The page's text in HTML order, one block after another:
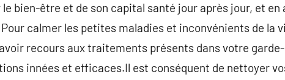
bien-être et de son capital santé jour après jour, et
calmer les petites maladies et inconvénients de la
recours aux traitements présents dans votre
innées et efficaces.Il est conséquent de nettoyer